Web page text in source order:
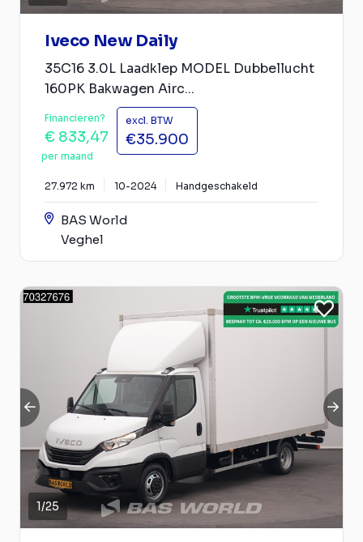
Iveco New Daily
35C16 3.0L Laadklep MODEL Dubbellucht
160PK Bakwagen Airc...
Financieren?
€ 833,47
per maand
excl. BTW
€35.900
27.972 km 10-2024 Handgeschakeld
BAS World
Veghel
1/25